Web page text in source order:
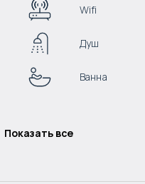
Wifi
Душ
Ванна
Показать все